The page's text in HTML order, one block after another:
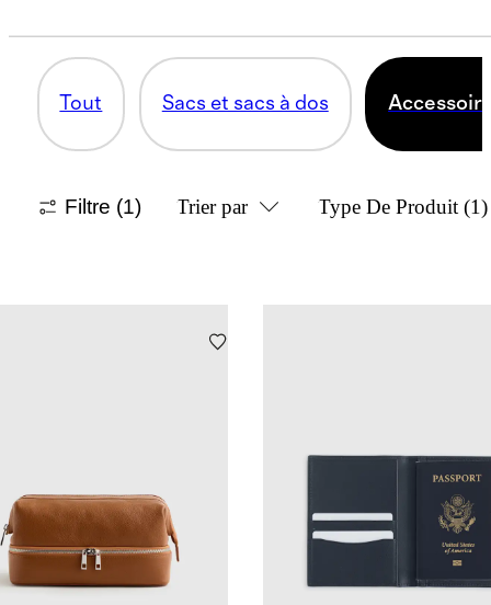
Tout Sacs et sacs à dos
Filtre (1) Trier par Type De Produit (1)